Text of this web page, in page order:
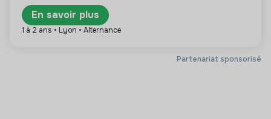
Plus d'informations
Site internet
Partenariat sponsorisé
En savoir plus
1 à 2 ans • Lyon • Alternance